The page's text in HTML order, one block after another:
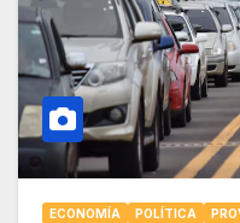
ECONOMÍA POLÍTICA